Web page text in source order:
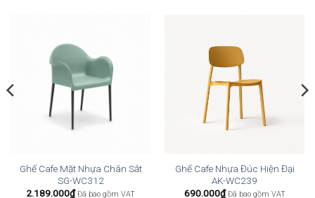
Ghế Cafe Mặt Nhựa Chân Sắt
SG-WC312
2.189.000₫ Đã bao gồm VAT
Ghế Cafe Nhựa Đúc Hiện Đại
AK-WC239
690.000₫ Đã bao gồm VAT